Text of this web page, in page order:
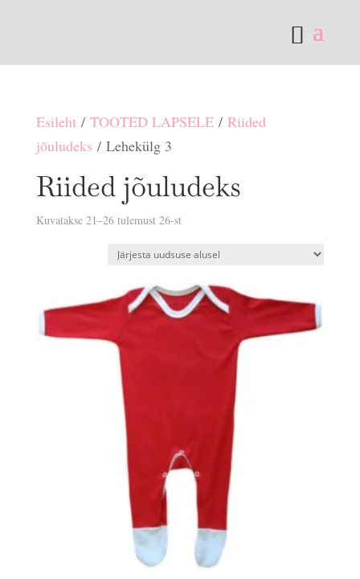
Esileht/ TOOTED LAPSELE/ Riided
jõuludeks / Lehekülg 3
Riided jõuludeks
Kuvatakse 21–26 tulemust 26-stSorditud